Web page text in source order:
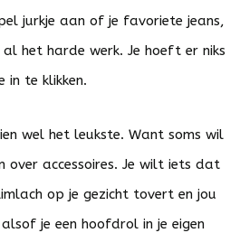
jurkje aan of je favoriete jeans,
het harde werk. Je hoeft er niks
in te klikken.
wel het leukste. Want soms wil
over accessoires. Je wilt iets dat
op je gezicht tovert en jou
je een hoofdrol in je eigen